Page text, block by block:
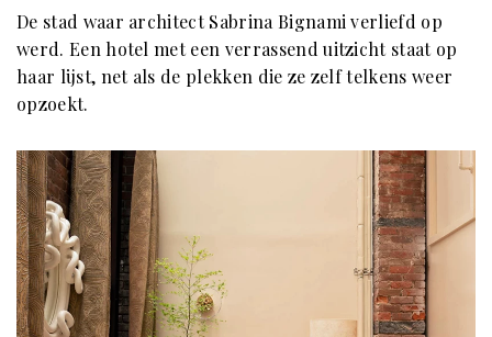
De stad waar architect Sabrina Bignami verliefd op
werd. Een hotel met een verrassend uitzicht staat op
haar lijst, net als de plekken die ze zelf telkens weer
opzoekt.